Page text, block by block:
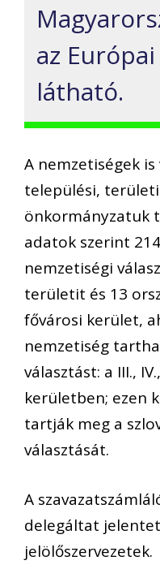
az
látható.
A nemzetiségek
települési, területi
önkormányzatuk
adatok szerint
nemzetiségi
területit és 13
fővárosi kerület,
nemzetiség
választást: a III.,
kerületben; ezen
tartják meg a
választását.
A
delegáltat
jelölőszervezetek.